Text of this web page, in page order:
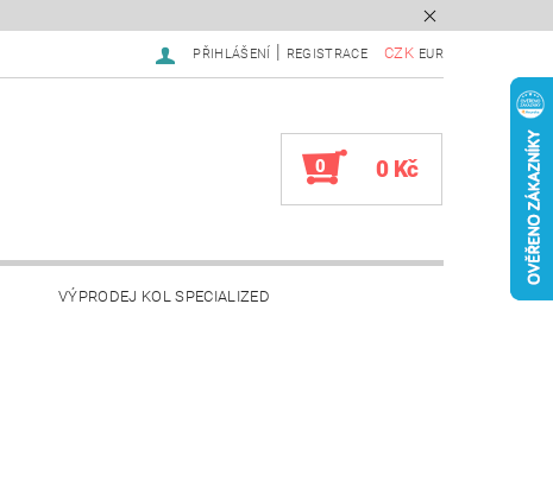
CZK EUR
PŘIHLÁŠENÍ REGISTRACE
0 0 Kč
VÝPRODEJ KOL SPECIALIZED